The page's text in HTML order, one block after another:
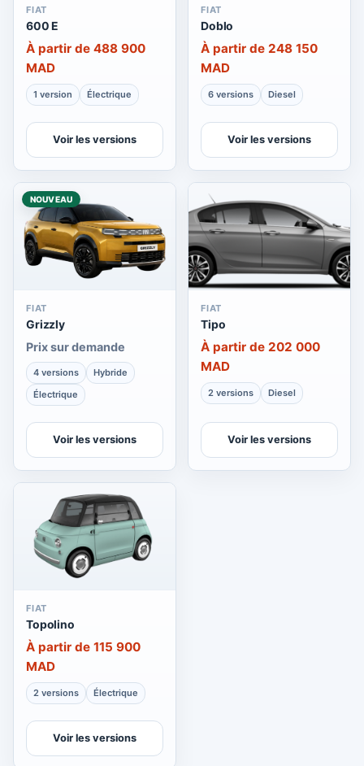
FIAT
600 E
À partir de 488 900
MAD
1 version Électrique
Voir les versions
FIAT
Doblo
À partir de 248 150
MAD
6 versions Diesel
Voir les versions
NOUVEAU
FIAT
Grizzly
Prix sur demande
4 versions
Hybride
Électrique
Voir les versions
FIAT
Tipo
À partir de 202 000
MAD
2 versions Diesel
Voir les versions
FIAT
Topolino
À partir de 115 900
MAD
2 versions Électrique
Voir les versions